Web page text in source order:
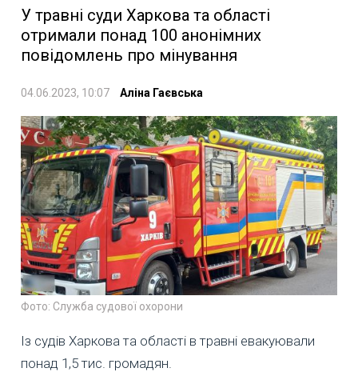
У травні суди Харкова та області
отримали понад 100 анонімних
повідомлень про мінування
04.06.2023, 10:07 Аліна Гаєвська
Фото: Служба судової охорони
Із судів Харкова та області в травні евакуювали
понад 1,5 тис. громадян.